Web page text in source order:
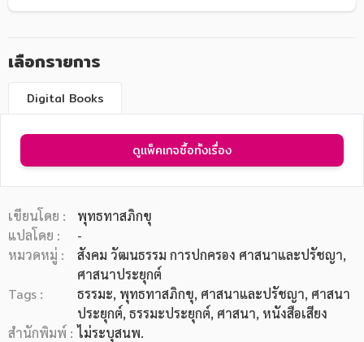
เลือกรายการ
Digital Books
ดูแพ็คเกจซื้อทั้งเรื่อง
เขียนโดย :
พุทธทาสภิกขุ
แปลโดย :
-
หมวดหมู่ :
สังคม วัฒนธรรม การปกครอง ศาสนาและปรัชญา,
ศาสนาประยุกต์
Tags :
ธรรมะ, พุทธทาสภิกขุ, ศาสนาและปรัชญา, ศาสนา
ประยุกต์, ธรรมะประยุกต์, ศาสนา, หนังสือเสียง
สำนักพิมพ์ : ไม่ระบุสนพ.